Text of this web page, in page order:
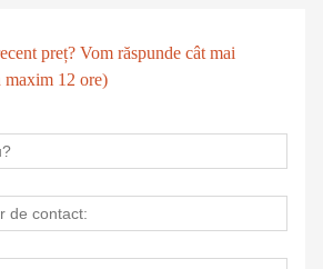
preț? Vom răspunde cât mai
12 ore)